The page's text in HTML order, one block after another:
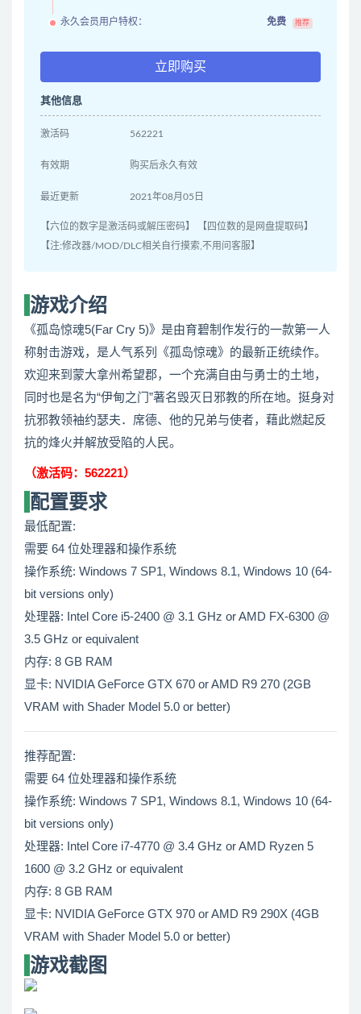
永久会员用户特权： 免费 推荐
立即购买
其他信息
激活码 562221
有效期 购买后永久有效
最近更新 2021年08月05日
【六位的数字是激活码或解压密码】 【四位数的是网盘提取码】
【注:修改器/MOD/DLC相关自行摸索,不用问客服】
游戏介绍
《孤岛惊魂5(Far Cry 5)》是由育碧制作发行的一款第一人
称射击游戏，是人气系列《孤岛惊魂》的最新正统续作。
欢迎来到蒙大拿州希望郡，一个充满自由与勇士的土地，
同时也是名为“伊甸之门”著名毁灭日邪教的所在地。挺身对
抗邪教领袖约瑟夫．席德、他的兄弟与使者，藉此燃起反
抗的烽火并解放受陷的人民。
（激活码：562221）
配置要求
最低配置:
需要 64 位处理器和操作系统
操作系统: Windows 7 SP1, Windows 8.1, Windows 10 (64-
bit versions only)
处理器: Intel Core i5-2400 @ 3.1 GHz or AMD FX-6300 @
3.5 GHz or equivalent
内存: 8 GB RAM
显卡: NVIDIA GeForce GTX 670 or AMD R9 270 (2GB
VRAM with Shader Model 5.0 or better)
推荐配置:
需要 64 位处理器和操作系统
操作系统: Windows 7 SP1, Windows 8.1, Windows 10 (64-
bit versions only)
处理器: Intel Core i7-4770 @ 3.4 GHz or AMD Ryzen 5
1600 @ 3.2 GHz or equivalent
内存: 8 GB RAM
显卡: NVIDIA GeForce GTX 970 or AMD R9 290X (4GB
VRAM with Shader Model 5.0 or better)
游戏截图